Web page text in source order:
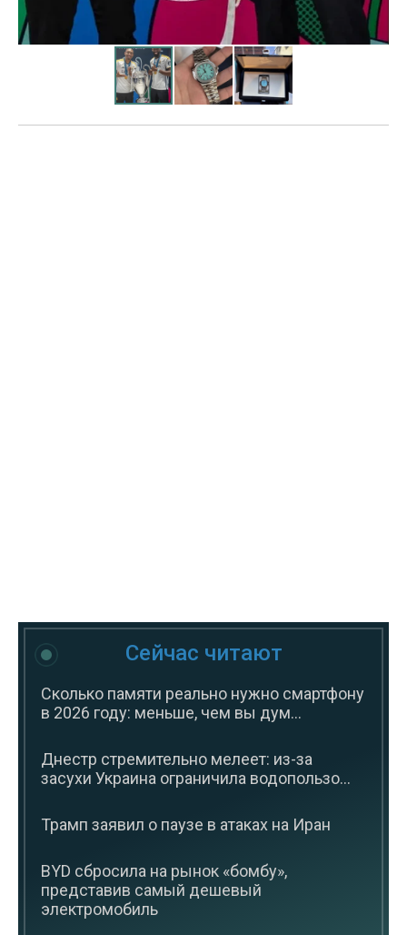
Сейчас читают
Сколько памяти реально нужно смартфону
в 2026 году: меньше, чем вы дум...
Днестр стремительно мелеет: из-за
засухи Украина ограничила водопользо...
Трамп заявил о паузе в атаках на Иран
BYD сбросила на рынок «бомбу»,
представив самый дешевый
электромобиль